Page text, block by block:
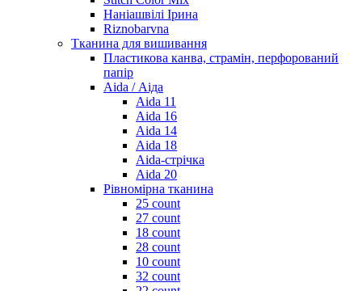
Наніашвілі Ірина
Riznobarvna
Тканина для вишивання
Пластикова канва, страмін, перфорований
папір
Aida / Аіда
Aida 11
Aida 16
Aida 14
Aida 18
Aida-стрічка
Aida 20
Рівномірна тканина
25 count
27 count
18 count
28 count
10 count
32 count